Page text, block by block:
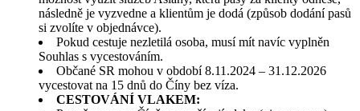
následně je vyzvedne a klientům je dodá (způsob dodání pasů
si zvolíte v objednávce).
Pokud cestuje nezletilá osoba, musí mít navíc vyplněn
Souhlas s vycestováním.
Občané SR mohou v období 8.11.2024 – 31.12.2026
vycestovat na 15 dnů do Číny bez víza.
CESTOVÁNÍ VLAKEM: